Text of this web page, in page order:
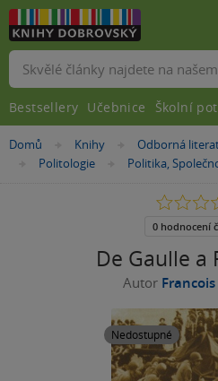
Nacházíte
Domů »Knihy »Odborná
»Politologie »Politika,
De Gaulle a
Autor
Nedostupné
0.0
5
0 hodnocení
Vyhledávání
Bestsellery Učebnice Školní